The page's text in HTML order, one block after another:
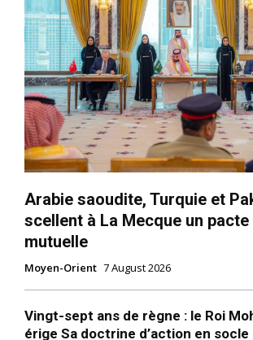
Arabie saoudite, Turquie et
scellent à La Mecque un
mutuelle
Moyen-Orient 7 August 2026
Vingt-sept ans de règne : le Roi
érige Sa doctrine d’action en socle